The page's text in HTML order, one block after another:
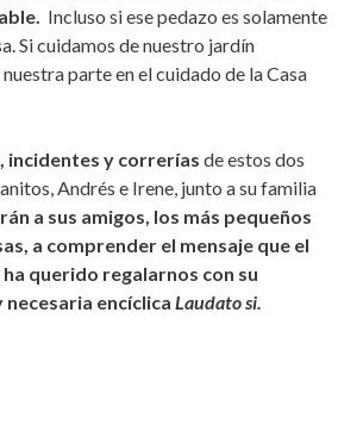
Incluso si ese peda­zo es solamente
Si cuidamos de nuestro jardín
parte en el cuidado de la Casa
incidentes y correrías de estos dos
Andrés e Irene, junto a su fa­milia
a sus amigos, los más pequeños
a comprender el mensaje que el
querido regalarnos con su
encíclica Laudato si.